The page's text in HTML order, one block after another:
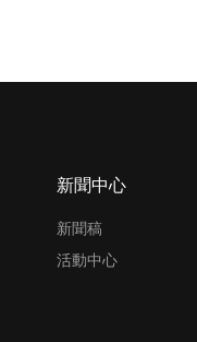
新聞中心
新聞稿
活動中心